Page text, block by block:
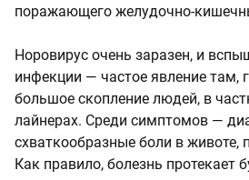
поражающего желудочно-
Норовирус очень заразен, и
инфекции — частое явление там,
большое скопление людей, в
лайнерах. Среди симптомов —
схваткообразные боли в животе,
Как правило, болезнь протекает